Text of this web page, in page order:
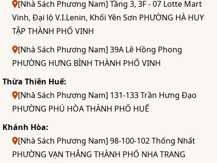
[Nhà Sách Phương Nam] Tầng 3, 3F - 07 Lotte Mart
Vinh, Đại lộ V.I.Lenin, Khối Yên Sơn PHƯỜNG HÀ HUY
TẬP THÀNH PHỐ VINH
[Nhà Sách Phương Nam] 39A Lê Hồng Phong
PHƯỜNG HƯNG BÌNH THÀNH PHỐ VINH
Thừa Thiên Huế:
[Nhà Sách Phương Nam] 131-133 Trần Hưng Đạo
PHƯỜNG PHÚ HÒA THÀNH PHỐ HUẾ
Khánh Hòa:
[Nhà Sách Phương Nam] 98-100-102 Thống Nhất
PHƯỜNG VẠN THẮNG THÀNH PHỐ NHA TRANG